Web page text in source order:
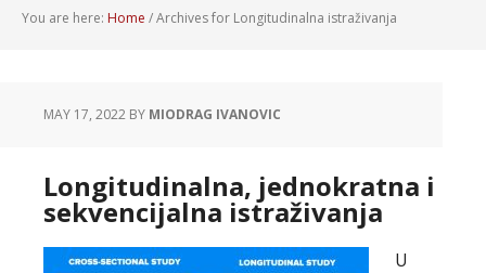
You are here: Home /Archives for Longitudinalna istraživanja
MAY 17, 2022 BY MIODRAG IVANOVIC
Longitudinalna, jednokratna i
sekvencijalna istraživanja
U